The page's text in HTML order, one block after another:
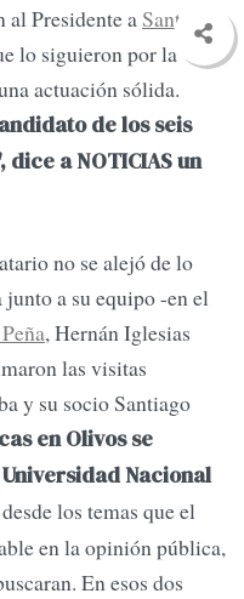
Presidente a Santa Fe,
lo siguieron por la
actuación sólida.
de los seis
a NOTICIAS un
no se alejó de lo
junto a su equipo -en el
, Hernán Iglesias
las visitas
y su socio Santiago
en Olivos se
Nacional
los temas que el
en la opinión pública,
En esos dos